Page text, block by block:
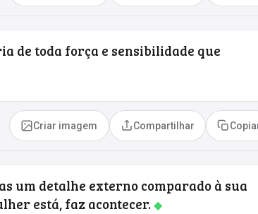
de toda força e sensibilidade que
Criar imagem Compartilhar
um detalhe externo comparado à sua
está, faz acontecer.◆